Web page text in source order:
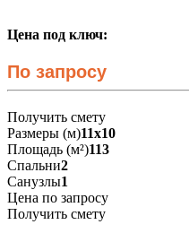
Цена под ключ:
По запросу
Получить смету
Размеры (м)11х10
Площадь (м²)113
Спальни2
Санузлы1
Цена по запросу
Получить смету